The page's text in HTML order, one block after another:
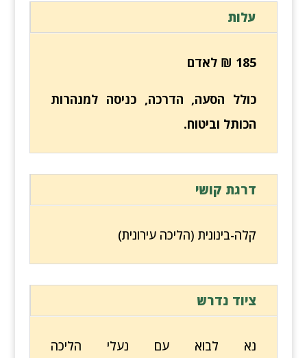
עלות
185 ₪ לאדם
כולל הסעה, הדרכה, כניסה למנהרות
הכותל וביטוח.
דרגת קושי
קלה-בינונית (הליכה עירונית)
ציוד נדרש
נא לבוא עם נעלי הליכה